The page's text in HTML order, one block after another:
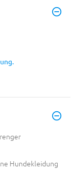
Hundekleidung